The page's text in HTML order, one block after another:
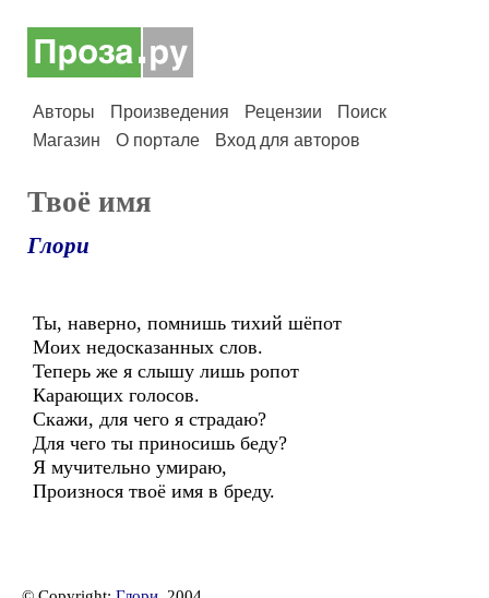
Авторы Произведения Рецензии
Поиск
Магазин
О портале Вход для авторов
Твоё имя
Глори
Ты, наверно, помнишь тихий шёпот
Моих недосказанных слов.
Теперь же я слышу лишь ропот
Карающих голосов.
Скажи, для чего я страдаю?
Для чего ты приносишь беду?
Я мучительно умираю,
Произнося твоё имя в бреду.